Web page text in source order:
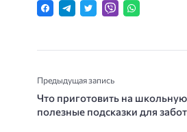
Предыдущая запись
Что приготовить на
полезные подсказки для